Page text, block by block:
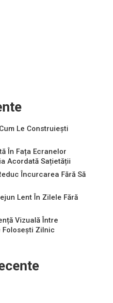
Le Construiești
În Fața Ecranelor
Acordată Sațietății
Încurcarea Fără Să
Lent În Zilele Fără
Vizuală Între
Folosești Zilnic